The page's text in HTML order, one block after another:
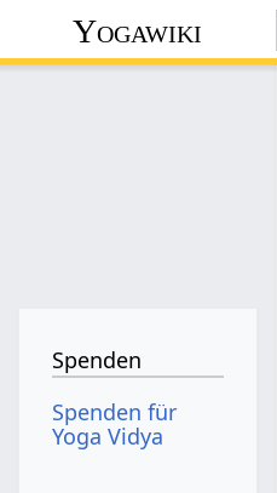
Yogawiki
Spenden
Spenden für
Yoga Vidya